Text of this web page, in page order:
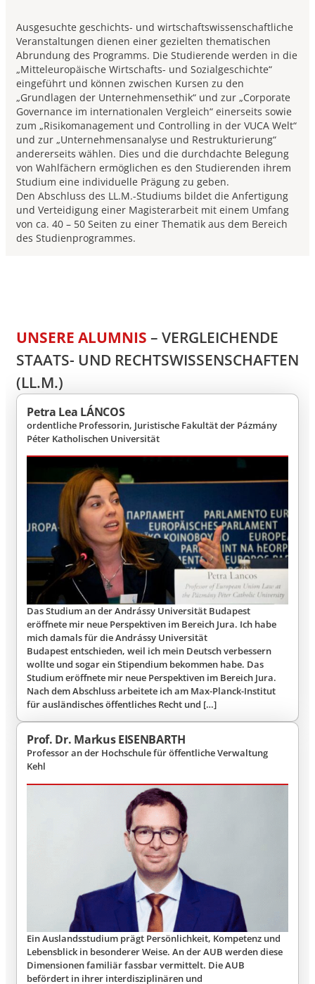
Ausgesuchte geschichts- und wirtschaftswissenschaftliche
Veranstaltungen dienen einer gezielten thematischen
Abrundung des Programms. Die Studierende werden in die
„Mitteleuropäische Wirtschafts- und Sozialgeschichte“
eingeführt und können zwischen Kursen zu den
„Grundlagen der Unternehmensethik“ und zur „Corporate
Governance im internationalen Vergleich“ einerseits sowie
zum „Risikomanagement und Controlling in der VUCA Welt“
und zur „Unternehmensanalyse und Restrukturierung“
andererseits wählen. Dies und die durchdachte Belegung
von Wahlfächern ermöglichen es den Studierenden ihrem
Studium eine individuelle Prägung zu geben.
Den Abschluss des LL.M.-Studiums bildet die Anfertigung
und Verteidigung einer Magisterarbeit mit einem Umfang
von ca. 40 – 50 Seiten zu einer Thematik aus dem Bereich
des Studienprogrammes.
UNSERE ALUMNIS – VERGLEICHENDE
STAATS- UND RECHTSWISSENSCHAFTEN
(LL.M.)
Petra Lea LÁNCOS
ordentliche Professorin, Juristische Fakultät der Pázmány
Péter Katholischen Universität
Das Studium an der Andrássy Universität Budapest
eröffnete mir neue Perspektiven im Bereich Jura. Ich habe
mich damals für die Andrássy Universität
Budapest entschieden, weil ich mein Deutsch verbessern
wollte und sogar ein Stipendium bekommen habe. Das
Studium eröffnete mir neue Perspektiven im Bereich Jura.
Nach dem Abschluss arbeitete ich am Max-Planck-Institut
für ausländisches öffentliches Recht und […]
Prof. Dr. Markus EISENBARTH
Professor an der Hochschule für öffentliche Verwaltung
Kehl
Ein Auslandsstudium prägt Persönlichkeit, Kompetenz und
Lebensblick in besonderer Weise. An der AUB werden diese
Dimensionen familiär fassbar vermittelt. Die AUB
befördert in ihrer interdisziplinären und